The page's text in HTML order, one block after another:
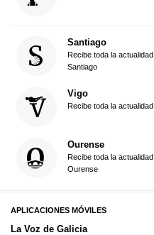
Santiago
Recibe toda la
Santiago
Vigo
Recibe toda la
Ourense
Recibe toda la
Ourense
APLICACIONES MÓVILES
La Voz de Galicia